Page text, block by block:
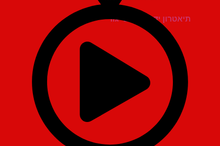
תיאטרון יד למגינים יגור